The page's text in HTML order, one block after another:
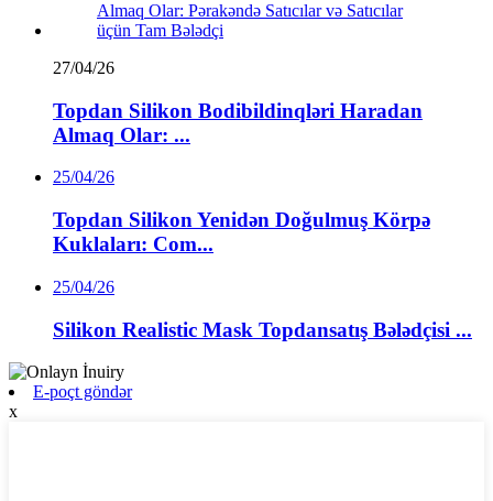
27/04/26
Topdan Silikon Bodibildinqləri Haradan
Almaq Olar: ...
25/04/26
Topdan Silikon Yenidən Doğulmuş Körpə
Kuklaları: Com...
25/04/26
Silikon Realistic Mask Topdansatış Bələdçisi ...
E-poçt göndər
x